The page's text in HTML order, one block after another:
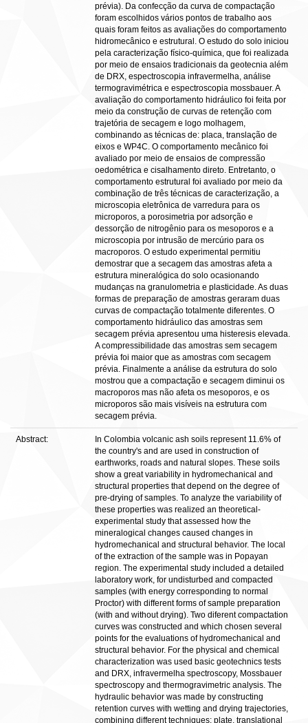
prévia). Da confecção da curva de compactação
foram escolhidos vários pontos de trabalho aos
quais foram feitos as avaliações do comportamento
hidromecânico e estrutural. O estudo do solo iniciou
pela caracterização físico-química, que foi realizada
por meio de ensaios tradicionais da geotecnia além
de DRX, espectroscopia infravermelha, análise
termogravimétrica e espectroscopia mossbauer. A
avaliação do comportamento hidráulico foi feita por
meio da construção de curvas de retenção com
trajetória de secagem e logo molhagem,
combinando as técnicas de: placa, translação de
eixos e WP4C. O comportamento mecânico foi
avaliado por meio de ensaios de compressão
oedométrica e cisalhamento direto. Entretanto, o
comportamento estrutural foi avaliado por meio da
combinação de três técnicas de caracterização, a
microscopia eletrônica de varredura para os
microporos, a porosimetria por adsorção e
dessorção de nitrogênio para os mesoporos e a
microscopia por intrusão de mercúrio para os
macroporos. O estudo experimental permitiu
demostrar que a secagem das amostras afeta a
estrutura mineralógica do solo ocasionando
mudanças na granulometria e plasticidade. As duas
formas de preparação de amostras geraram duas
curvas de compactação totalmente diferentes. O
comportamento hidráulico das amostras sem
secagem prévia apresentou uma histeresis elevada.
A compressibilidade das amostras sem secagem
prévia foi maior que as amostras com secagem
prévia. Finalmente a análise da estrutura do solo
mostrou que a compactação e secagem diminui os
macroporos mas não afeta os mesoporos, e os
microporos são mais visíveis na estrutura com
secagem prévia.
Abstract:
In Colombia volcanic ash soils represent 11.6% of
the country's and are used in construction of
earthworks, roads and natural slopes. These soils
show a great variability in hydromechanical and
structural properties that depend on the degree of
pre-drying of samples. To analyze the variability of
these properties was realized an theoretical-
experimental study that assessed how the
mineralogical changes caused changes in
hydromechanical and structural behavior. The local
of the extraction of the sample was in Popayan
region. The experimental study included a detailed
laboratory work, for undisturbed and compacted
samples (with energy corresponding to normal
Proctor) with different forms of sample preparation
(with and without drying). Two diferent compactation
curves was constructed and which chosen several
points for the evaluations of hydromechanical and
structural behavior. For the physical and chemical
characterization was used basic geotechnics tests
and DRX, infravermelha spectroscopy, Mossbauer
spectroscopy and thermogravimetric analysis. The
hydraulic behavior was made by constructing
retention curves with wetting and drying trajectories,
combining different techniques: plate, translational